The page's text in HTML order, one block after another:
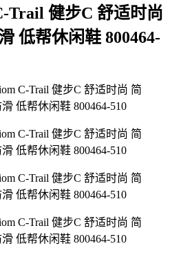
Trail 健步C 舒适时尚
低帮休闲鞋 800464-